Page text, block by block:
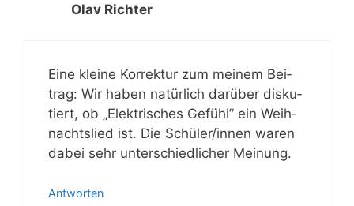
Olav Richter
Eine klei­ne Kor­rek­tur zum mei­nem Bei­
trag: Wir haben natür­lich dar­über dis­ku­
tiert, ob „Elek­tri­sches Gefühl” ein Weih­
nachts­lied ist. Die Schüler/​innen waren
dabei sehr unter­schied­li­cher Meinung.
Antworten